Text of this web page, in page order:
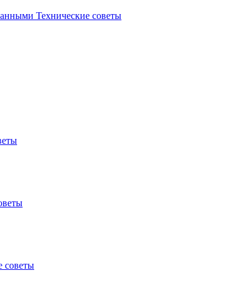
Технические советы
советы